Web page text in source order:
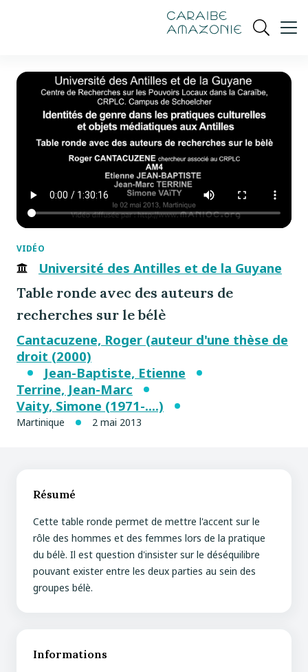
Ouvrir
VIDÉO
Université des Antilles et de la Guyane
Table ronde avec des auteurs de
recherches sur le bélè
Cantacuzene, Roger (auteur d'une thèse de
droit (2000)
Jean-Baptiste, Etienne
Terrine, Jean-Marc
Vaity, Simone (1971-....)
Martinique 2 mai 2013
Résumé
Cette table ronde permet de mettre l'accent sur le
rôle des hommes et des femmes lors de la pratique
du bélè. Il est question d'insister sur le déséquilibre
pouvant exister entre les deux parties au sein des
groupes bélè.
Informations